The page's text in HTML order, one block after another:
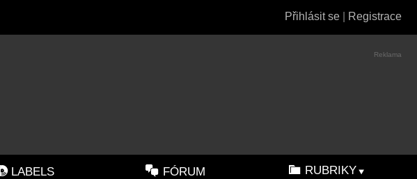
Přihlásit se Registrace
Reklama
LABELS FÓRUM RUBRIKY